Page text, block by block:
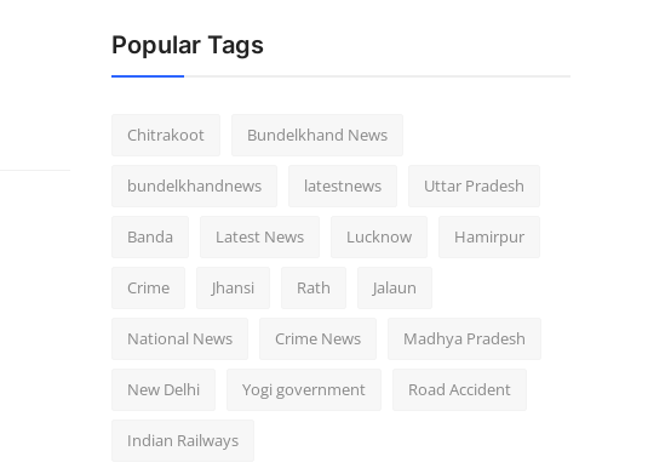
Popular Tags
Chitrakoot Bundelkhand News
bundelkhandnews latestnews Uttar Pradesh
Banda Latest News Lucknow Hamirpur
Crime Jhansi Rath Jalaun
National News Crime News Madhya Pradesh
New Delhi Yogi government Road Accident
Indian Railways